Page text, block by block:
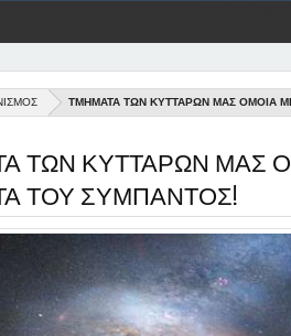
ΤΜΗΜΑΤΑ ΤΩΝ ΚΥΤΤΑΡΩΝ ΜΑΣ ΟΜΟΙΑ
ΤΩΝ ΚΥΤΤΑΡΩΝ ΜΑΣ
ΤΟΥ ΣΥΜΠΑΝΤΟΣ!